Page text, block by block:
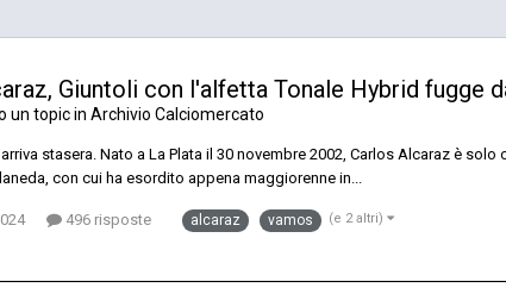
Giuntoli con l'alfetta Tonale Hybrid fugge
un topic in Archivio Calciomercato
stasera. Nato a La Plata il 30 novembre 2002, Carlos Alcaraz è
con cui ha esordito appena maggiorenne in...
496 risposte alcaraz vamos (e 2 altri)